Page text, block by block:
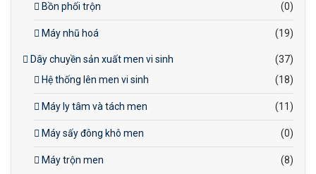
Bồn phối trộn
(0)
Máy nhũ hoá (19)
Dây chuyền sản xuất men vi sinh
(37)
Hệ thống lên men vi sinh
(18)
Máy ly tâm và tách men (11)
Máy sấy đông khô men (0)
Máy trộn men (8)